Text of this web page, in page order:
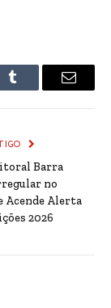
Tumblr Email
Barra
no
Acende Alerta
2026